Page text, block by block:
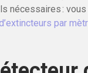
nécessaires :
par